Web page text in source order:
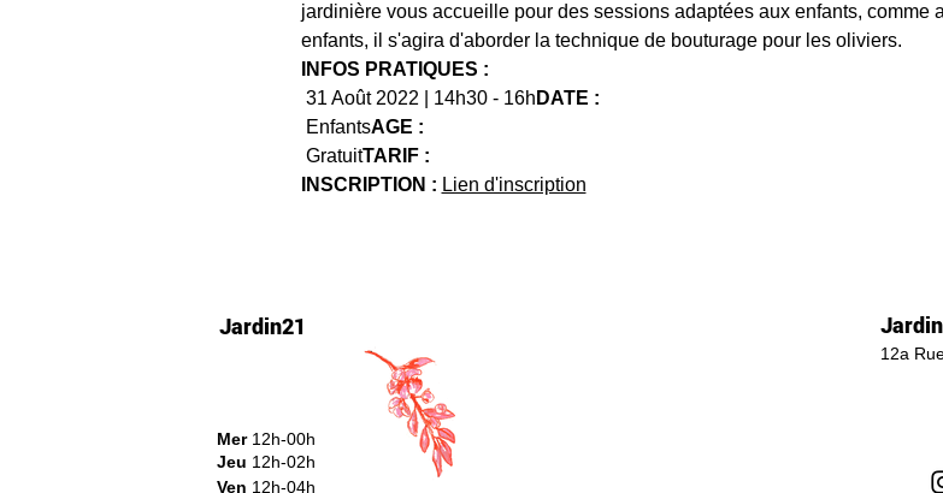
jardinière vous accueille pour des sessions adaptées aux enfants, comme
enfants, il s'agira d'aborder la technique de bouturage pour les oliviers.
INFOS PRATIQUES :
31 Août 2022 | 14h30 - 16h DATE :
EnfantsAGE :
GratuitTARIF :
INSCRIPTION : Lien d'inscription
Jardin21
Mer12h-00h
Jeu 12h-02h
Ven 12h-04h
12a